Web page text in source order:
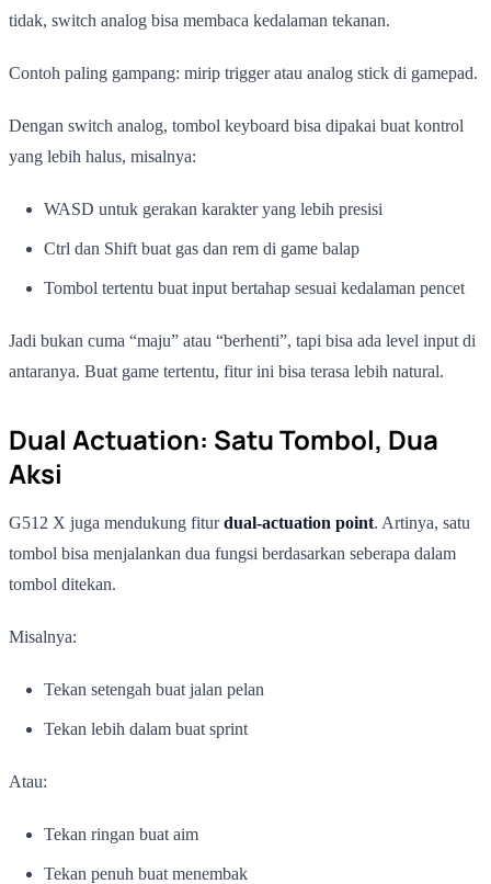
tidak, switch analog bisa membaca kedalaman tekanan.
Contoh paling gampang: mirip trigger atau analog stick di gamepad.
Dengan switch analog, tombol keyboard bisa dipakai buat kontrol
yang lebih halus, misalnya:
WASD untuk gerakan karakter yang lebih presisi
Ctrl dan Shift buat gas dan rem di game balap
Tombol tertentu buat input bertahap sesuai kedalaman pencet
Jadi bukan cuma “maju” atau “berhenti”, tapi bisa ada level input di
antaranya. Buat game tertentu, fitur ini bisa terasa lebih natural.
Dual Actuation: Satu Tombol, Dua
Aksi
G512 X juga mendukung fiturdual-actuation point. Artinya, satu
tombol bisa menjalankan dua fungsi berdasarkan seberapa dalam
tombol ditekan.
Misalnya:
Tekan setengah buat jalan pelan
Tekan lebih dalam buat sprint
Atau:
Tekan ringan buat aim
Tekan penuh buat menembak